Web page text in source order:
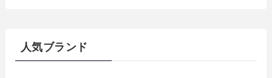
人気ブランド